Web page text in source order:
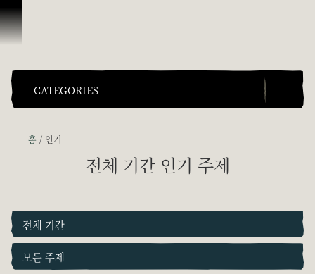
콘텐츠로 건너뛰기
CATEGORIES
홈 인기
전체 기간 인기 주제
전체 기간
모든 주제